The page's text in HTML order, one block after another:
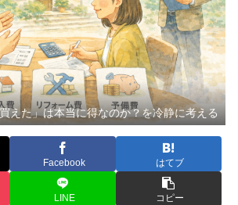
えた」は本当に得なのか？を冷静に考える
Facebook はてブ
LINE コピー